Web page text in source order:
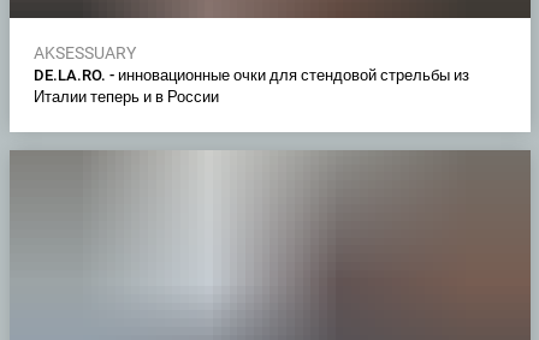
AKSESSUARY
DE.LA.RO. - инновационные очки для стендовой стрельбы из
Италии теперь и в России